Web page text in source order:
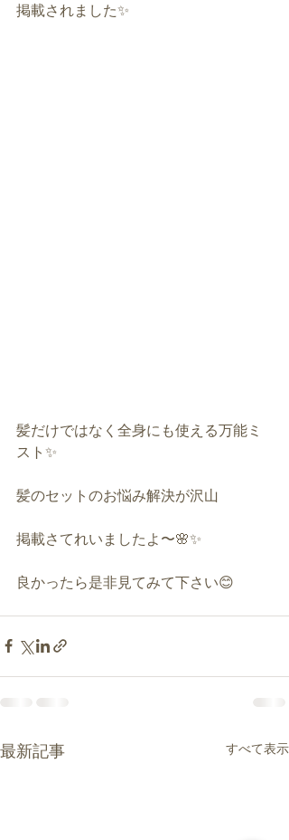
掲載されました✨
髪だけではなく全身にも使える万能ミ
スト✨
髪のセットのお悩み解決が沢山
掲載さてれいましたよ〜🌸✨
良かったら是非見てみて下さい😊
最新記事 すべて表示